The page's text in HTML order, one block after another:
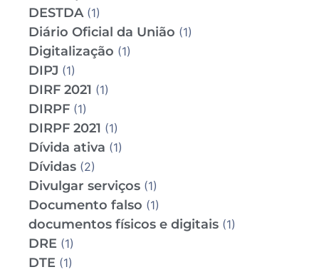
DESTDA(1)
Diário Oficial da União (1)
Digitalização (1)
DIPJ (1)
DIRF 2021 (1)
DIRPF (1)
DIRPF 2021 (1)
Dívida ativa (1)
Dívidas (2)
Divulgar serviços (1)
Documento falso (1)
documentos físicos e digitais (1)
DRE (1)
DTE (1)